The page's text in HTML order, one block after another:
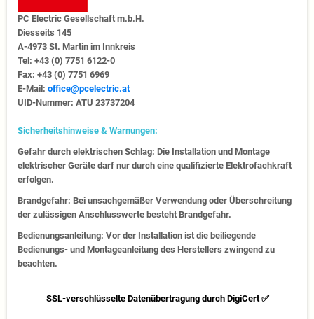
PC Electric Gesellschaft m.b.H.
Diesseits 145
A-4973 St. Martin im Innkreis
Tel: +43 (0) 7751 6122-0
Fax: +43 (0) 7751 6969
E-Mail: office@pcelectric.at
UID-Nummer: ATU 23737204
Sicherheitshinweise & Warnungen:
Gefahr durch elektrischen Schlag: Die Installation und Montage
elektrischer Geräte darf nur durch eine qualifizierte Elektrofachkraft
erfolgen.
Brandgefahr: Bei unsachgemäßer Verwendung oder Überschreitung
der zulässigen Anschlusswerte besteht Brandgefahr.
Bedienungsanleitung: Vor der Installation ist die beiliegende
Bedienungs- und Montageanleitung des Herstellers zwingend zu
beachten.
SSL-verschlüsselte Datenübertragung durch DigiCert ✅